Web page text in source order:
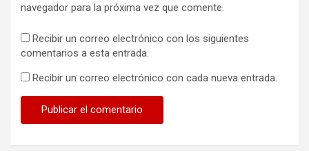
navegador para la próxima vez que comente.
Recibir un correo electrónico con los siguientes
comentarios a esta entrada.
Recibir un correo electrónico con cada nueva entrada.